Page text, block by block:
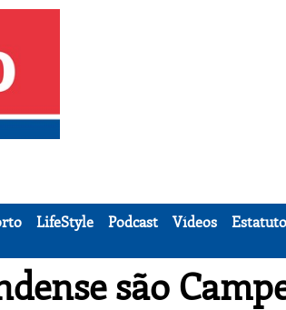
LifeStyle Podcast Vídeos
são